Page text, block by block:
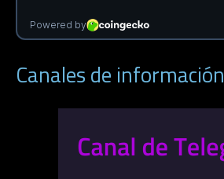
Canales de información